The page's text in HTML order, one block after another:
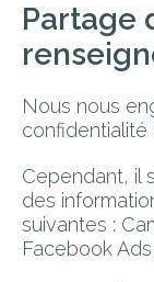
Partage
Nous nous
Cependant, il
des
suivantes :
Facebook